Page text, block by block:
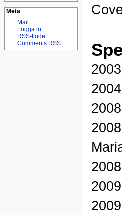
Meta
Mail
Logga in
RSS-flöde
Comments RSS